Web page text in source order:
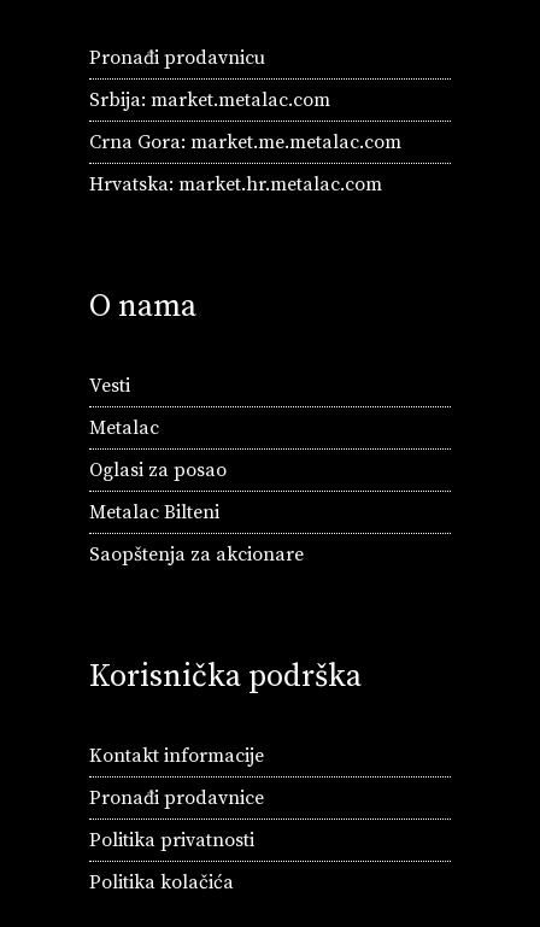
Pronađi prodavnicu
Srbija: market.metalac.com
Crna Gora: market.me.metalac.com
Hrvatska: market.hr.metalac.com
O nama
Vesti
Metalac
Oglasi za posao
Metalac Bilteni
Saopštenja za akcionare
Korisnička podrška
Kontakt informacije
Pronađi prodavnice
Politika privatnosti
Politika kolačića